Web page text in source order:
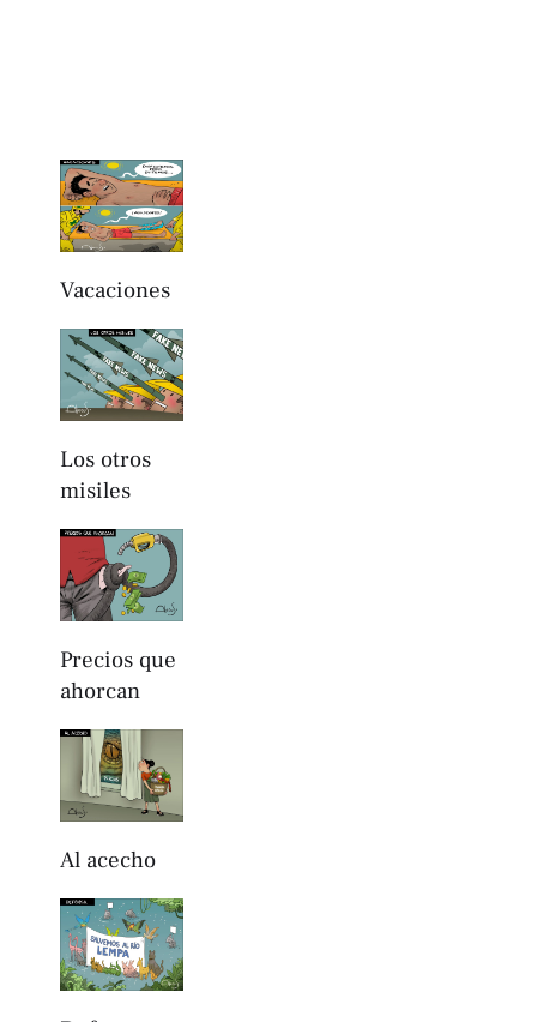
Vacaciones
Los otros
misiles
Precios que
ahorcan
Al acecho